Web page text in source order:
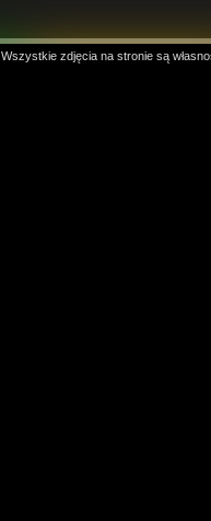
Wszystkie zdjęcia na stronie są